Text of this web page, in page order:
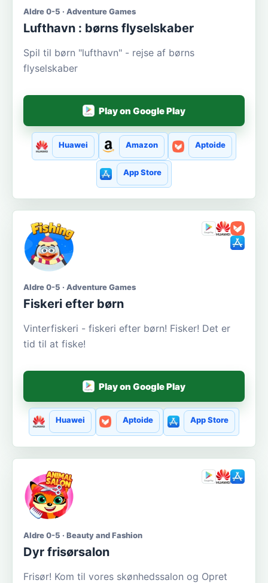
Aldre 0-5 · Adventure Games
Lufthavn : børns flyselskaber
Spil til børn "lufthavn" - rejse af børns
flyselskaber
Play on Google Play
Huawei Amazon Aptoide
App Store
Aldre 0-5 · Adventure Games
Fiskeri efter børn
Vinterfiskeri - fiskeri efter børn! Fisker! Det er
tid til at fiske!
Play on Google Play
Huawei Aptoide App Store
Aldre 0-5 · Beauty and Fashion
Dyr frisørsalon
Frisør! Kom til vores skønhedssalon og Opret